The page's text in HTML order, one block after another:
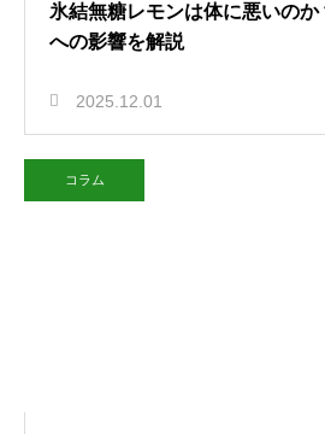
氷結無糖レモンは体に悪いの
への影響を解説
2025.12.01
コラム